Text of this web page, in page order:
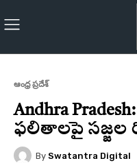
ఆంధ్ర ప్రదేశ్
Andhra
ఫలితాలపై సజ్జల
By Swatantra Digital